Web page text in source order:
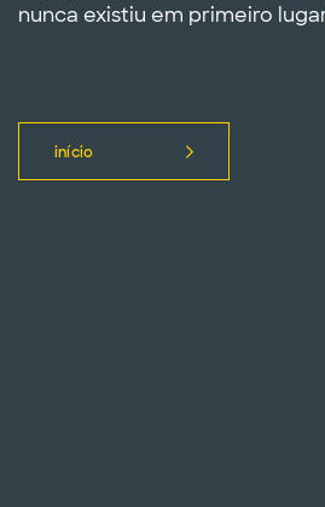
nunca existiu em primeiro
início